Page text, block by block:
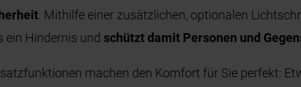
. Mithilfe einer zusätzlichen, optionalen
ein Hindernis und schützt damit Personen und
machen den Komfort für Sie perfekt: